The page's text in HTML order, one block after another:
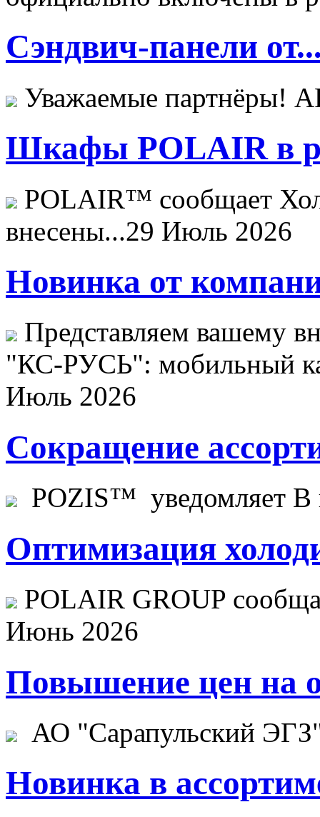
Сэндвич-панели
Уважаемые
Шкафы POLAIR в
POLAIR™ сообщает
внесены...29 Июль 2026
Новинка от
Представляем вашему
"КС-РУСЬ": мобильный
Июль 2026
Сокращение
POZIS™ уведомляет В
Оптимизация
POLAIR GROUP
Июнь 2026
Повышение цен на
АО "Сарапульский
Новинка в